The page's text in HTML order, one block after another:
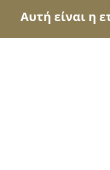
Αυτή είναι η